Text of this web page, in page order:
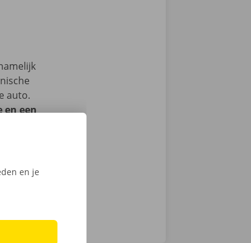
auto.
en een
en je